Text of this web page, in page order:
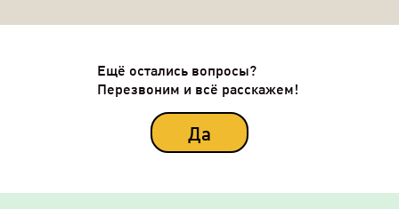
Ещё остались вопросы?
Перезвоним и всё расскажем!
Да